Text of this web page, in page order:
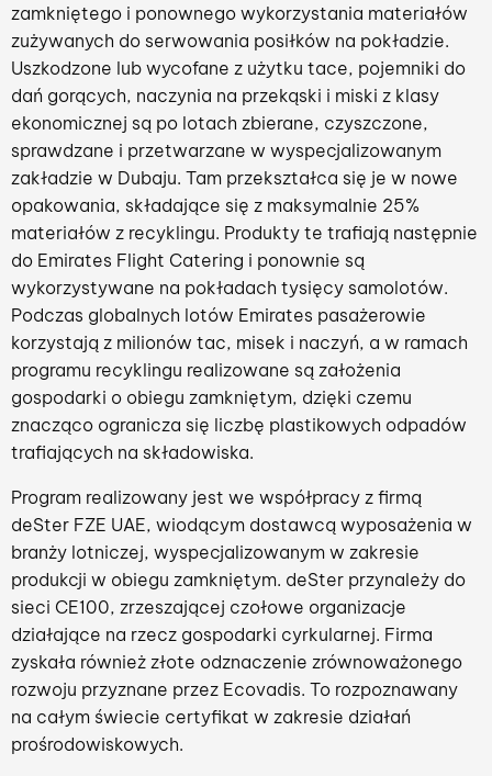
zamkniętego i ponownego wykorzystania materiałów
zużywanych do serwowania posiłków na pokładzie.
Uszkodzone lub wycofane z użytku tace, pojemniki do
dań gorących, naczynia na przekąski i miski z klasy
ekonomicznej są po lotach zbierane, czyszczone,
sprawdzane i przetwarzane w wyspecjalizowanym
zakładzie w Dubaju. Tam przekształca się je w nowe
opakowania, składające się z maksymalnie 25%
materiałów z recyklingu. Produkty te trafiają następnie
do Emirates Flight Catering i ponownie są
wykorzystywane na pokładach tysięcy samolotów.
Podczas globalnych lotów Emirates pasażerowie
korzystają z milionów tac, misek i naczyń, a w ramach
programu recyklingu realizowane są założenia
gospodarki o obiegu zamkniętym, dzięki czemu
znacząco ogranicza się liczbę plastikowych odpadów
trafiających na składowiska.
Program realizowany jest we współpracy z firmą
deSter FZE UAE, wiodącym dostawcą wyposażenia w
branży lotniczej, wyspecjalizowanym w zakresie
produkcji w obiegu zamkniętym. deSter przynależy do
sieci CE100, zrzeszającej czołowe organizacje
działające na rzecz gospodarki cyrkularnej. Firma
zyskała również złote odznaczenie zrównoważonego
rozwoju przyznane przez Ecovadis. To rozpoznawany
na całym świecie certyfikat w zakresie działań
prośrodowiskowych.